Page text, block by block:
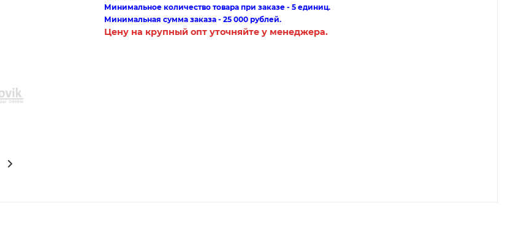
Минимальное количество товара при заказе - 5 единиц.
Минимальная сумма заказа - 25 000 рублей.
Цену на крупный опт уточняйте у менеджера.